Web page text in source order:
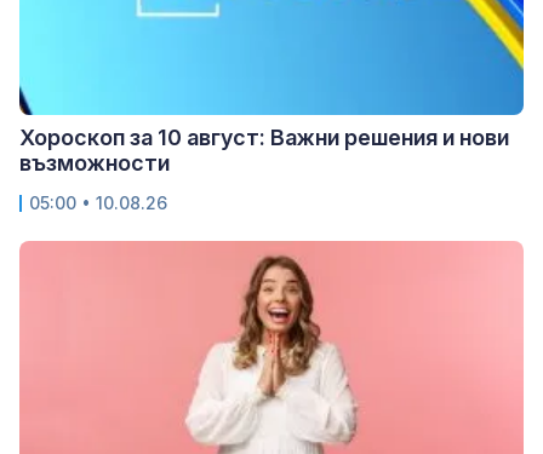
Хороскоп за 10 август: Важни решения и нови
възможности
05:00 • 10.08.26